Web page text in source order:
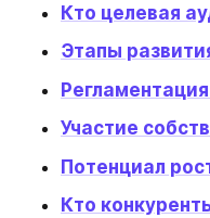
Кто целевая
Этапы
Участие
Потенциал
Кто